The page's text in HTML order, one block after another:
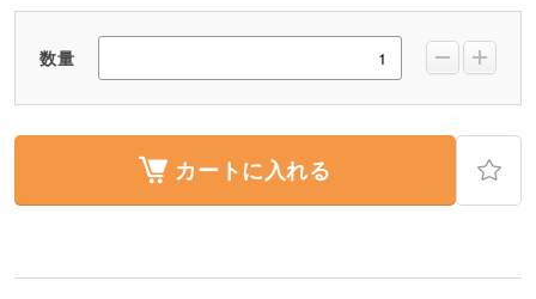
数量
カートに入れる